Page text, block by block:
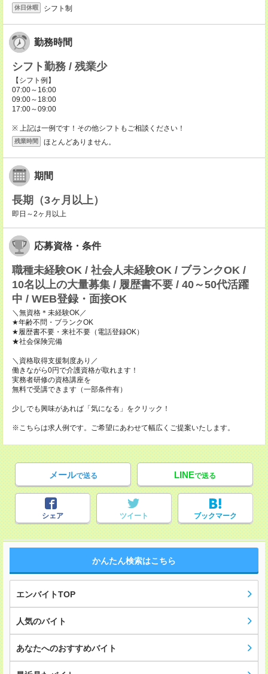
休日休暇 シフト制
勤務時間
シフト勤務 / 残業少
【シフト例】
07:00～16:00
09:00～18:00
17:00～09:00
※ 上記は一例です！その他シフトもご相談ください！
残業時間 ほとんどありません。
期間
長期（3ヶ月以上）
即日～2ヶ月以上
応募資格・条件
職種未経験OK / 社会人未経験OK / ブランクOK /
10名以上の大量募集 / 履歴書不要 / 40～50代活躍
中 / WEB登録・面接OK
＼無資格＊未経験OK／
★年齢不問・ブランクOK
★履歴書不要・来社不要（電話登録OK）
★社会保険完備
＼資格取得支援制度あり／
働きながら0円で介護資格が取れます！
実務者研修の資格講座を
無料で受講できます（一部条件有）
少しでも興味があれば「気になる」をクリック！
※こちらは求人例です。ご希望にあわせて幅広くご提案いたします。
メールで送る LINEで送る
シェア ツイート ブックマーク
かんたん検索はこちら
エンバイトTOP
人気のバイト
あなたへのおすすめバイト